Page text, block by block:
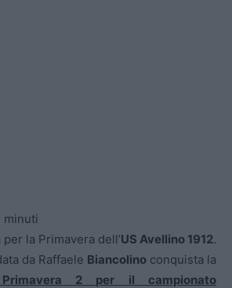
minuti
la Primavera dell’US Avellino 1912.
da Raffaele Biancolino conquista la
2 per il campionato